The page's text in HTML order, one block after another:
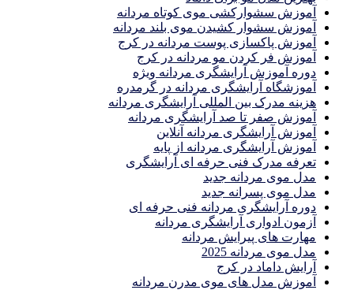
آموزش سشوارکشی موی کوتاه مردانه
آموزش سشوار کشیدن موی بلند مردانه
آموزش پاکسازی پوست مردانه در کرج
آموزش فر کردن مو مردانه در کرج
دوره آموزش آرایشگری مردانه ویژه
آموزشگاه آرایشگری مردانه در گرمدره
هزینه مدرک بین المللی آرایشگری مردانه
آموزش صفر تا صد آرایشگری مردانه
آموزش آرایشگری مردانه آنلاین
آموزش آرایشگری مردانه از پایه
تعرفه مدرک فنی حرفه ای آرایشگری
مدل موی مردانه جدید
مدل موی پسرانه جدید
دوره آرایشگری مردانه فنی حرفه ای
آزمون ادواری آرایشگری مردانه
مهارت های پیرایش مردانه
مدل موی مردانه 2025
آرایش داماد در کرج
آموزش مدل های موی مدرن مردانه